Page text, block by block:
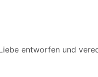
entworfen und